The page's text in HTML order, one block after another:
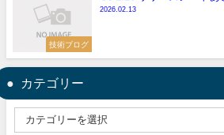
技術ブログ
2026.02.13
カテゴリー